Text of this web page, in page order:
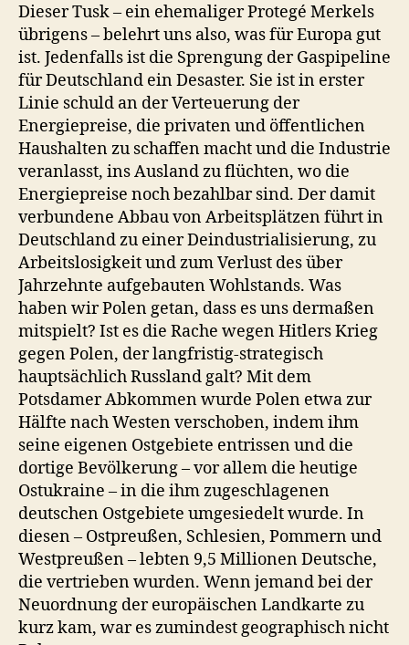
Dieser Tusk – ein ehemaliger Protegé Merkels
übrigens – belehrt uns also, was für Europa gut
ist. Jedenfalls ist die Sprengung der Gaspipeline
für Deutschland ein Desaster. Sie ist in erster
Linie schuld an der Verteuerung der
Energiepreise, die privaten und öffentlichen
Haushalten zu schaffen macht und die Industrie
veranlasst, ins Ausland zu flüchten, wo die
Energiepreise noch bezahlbar sind. Der damit
verbundene Abbau von Arbeitsplätzen führt in
Deutschland zu einer Deindustrialisierung, zu
Arbeitslosigkeit und zum Verlust des über
Jahrzehnte aufgebauten Wohlstands. Was
haben wir Polen getan, dass es uns dermaßen
mitspielt? Ist es die Rache wegen Hitlers Krieg
gegen Polen, der langfristig-strategisch
hauptsächlich Russland galt? Mit dem
Potsdamer Abkommen wurde Polen etwa zur
Hälfte nach Westen verschoben, indem ihm
seine eigenen Ostgebiete entrissen und die
dortige Bevölkerung – vor allem die heutige
Ostukraine – in die ihm zugeschlagenen
deutschen Ostgebiete umgesiedelt wurde. In
diesen – Ostpreußen, Schlesien, Pommern und
Westpreußen – lebten 9,5 Millionen Deutsche,
die vertrieben wurden. Wenn jemand bei der
Neuordnung der europäischen Landkarte zu
kurz kam, war es zumindest geographisch nicht